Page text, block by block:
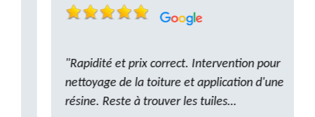
"Rapidité et prix correct. Intervention pour
nettoyage de la toiture et application d'une
résine. Reste à trouver les tuiles